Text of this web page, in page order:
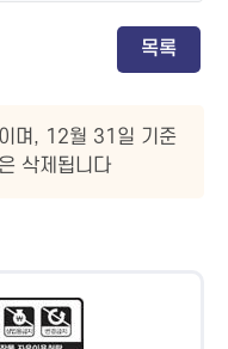
목록
며, 12월 31일 기준
삭제됩니다